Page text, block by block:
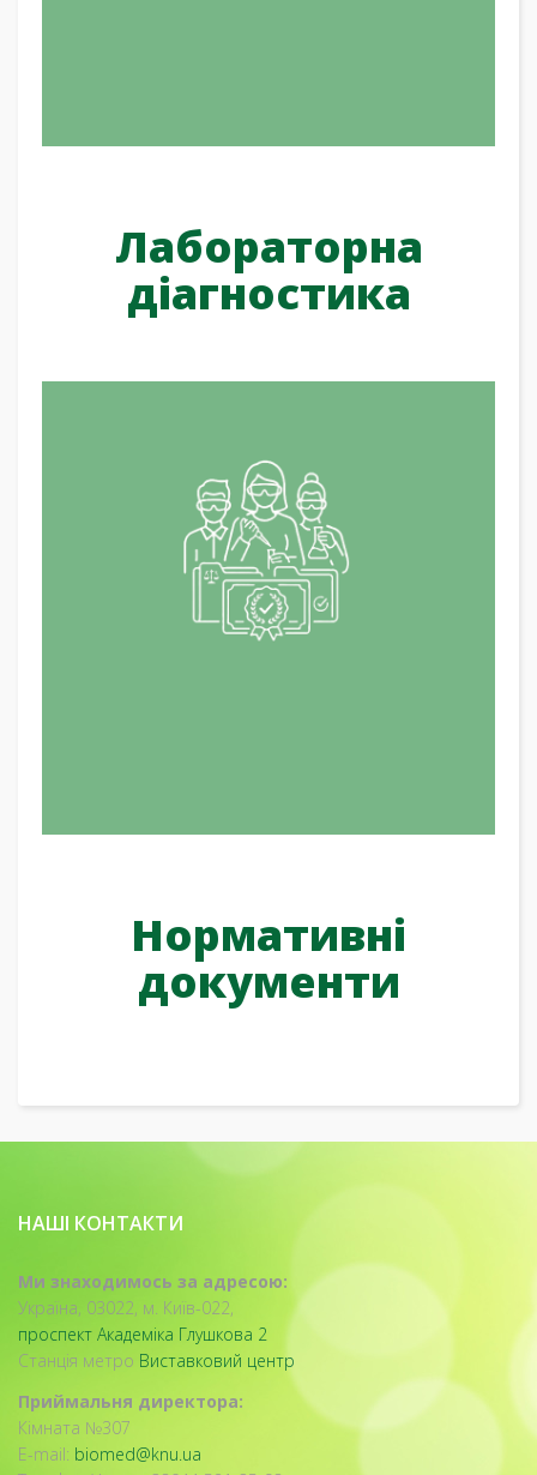
Лабораторна
діагностика
Нормативні
документи
НАШІ КОНТАКТИ
Ми знаходимось за адресою:
Україна, 03022, м. Київ-022,
проспект Академіка Глушкова 2
Станція метро Виставковий центр
Приймальня директора:
Кімната №307
E-mail: biomed@knu.ua